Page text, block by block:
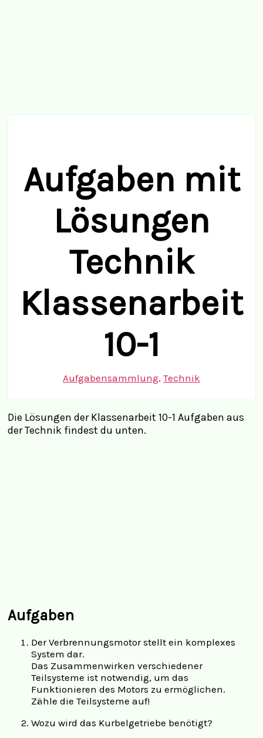
Aufgaben mit
Lösungen
Technik
Klassenarbeit
10-1
Aufgabensammlung, Technik
Die Lösungen der Klassenarbeit 10-1 Aufgaben aus
der Technik findest du unten.
Aufgaben
Der Verbrennungsmotor stellt ein komplexes
System dar.
Das Zusammenwirken verschiedener
Teilsysteme ist notwendig, um das
Funktionieren des Motors zu ermöglichen.
Zähle die Teilsysteme auf!
Wozu wird das Kurbelgetriebe benötigt?